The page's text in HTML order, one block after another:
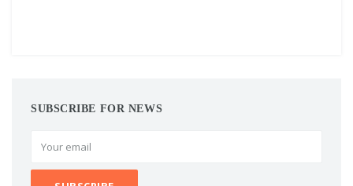
SUBSCRIBE FOR NEWS